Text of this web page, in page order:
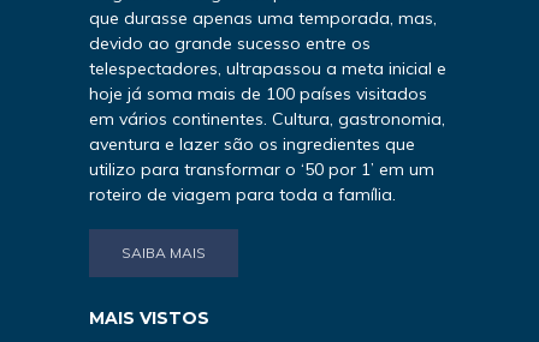
que durasse apenas uma temporada, mas,
devido ao grande sucesso entre os
telespectadores, ultrapassou a meta inicial e
hoje já soma mais de 100 países visitados
em vários continentes. Cultura, gastronomia,
aventura e lazer são os ingredientes que
utilizo para transformar o ‘50 por 1’ em um
roteiro de viagem para toda a família.
SAIBA MAIS
MAIS VISTOS